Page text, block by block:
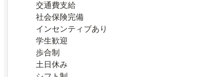
交通費支給
社会保険完備
インセンティブあり
学生歓迎
歩合制
土日休み